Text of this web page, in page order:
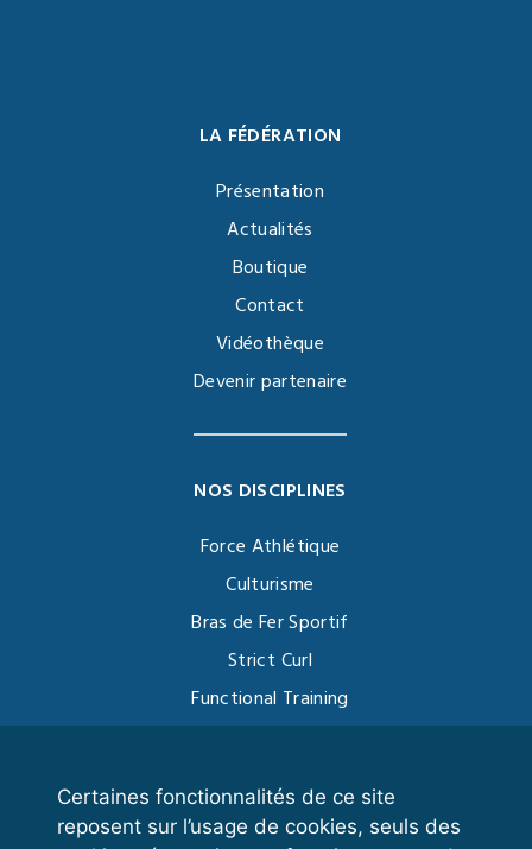
Certaines fonctionnalités de ce site
reposent sur l’usage de cookies, seuls des
LA FÉDÉRATION
Présentation
Actualités
Boutique
Contact
Vidéothèque
Devenir partenaire
NOS DISCIPLINES
Force Athlétique
Culturisme
Bras de Fer Sportif
Strict Curl
Functional Training